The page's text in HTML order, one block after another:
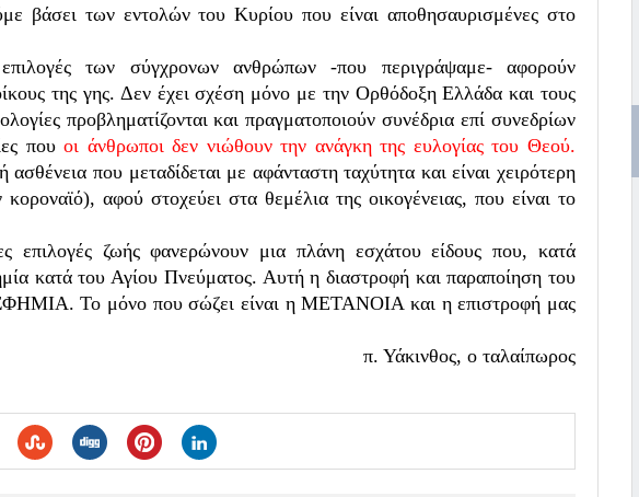
βάσει των εντολών του Κυρίου που είναι αποθησαυρισμένες στο
των σύγχρονων ανθρώπων -που περιγράψαμε- αφορούν
της γης. Δεν έχει σχέση μόνο με την Ορθόδοξη Ελλάδα και τους
προβληματίζονται και πραγματοποιούν συνέδρια επί συνεδρίων
πουοι άνθρωποι δεν νιώθουν την ανάγκη της ευλογίας του Θεού.
ασθένεια που μεταδίδεται με αφάνταστη ταχύτητα και είναι χειρότερη
αφού στοχεύει στα θεμέλια της οικογένειας, που είναι το
επιλογές ζωής φανερώνουν μια πλάνη εσχάτου είδους που, κατά
κατά του Αγίου Πνεύματος. Αυτή η διαστροφή και παραποίηση του
Το μόνο που σώζει είναι η ΜΕΤΑΝΟΙΑ και η επιστροφή μας
π. Υάκινθος, ο ταλαίπωρος